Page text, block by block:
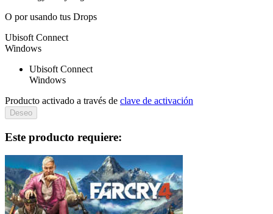
O porusando tus Drops
Ubisoft Connect
Windows
Ubisoft Connect
Windows
Producto activado a través de clave de activación
Deseo
Este producto requiere: